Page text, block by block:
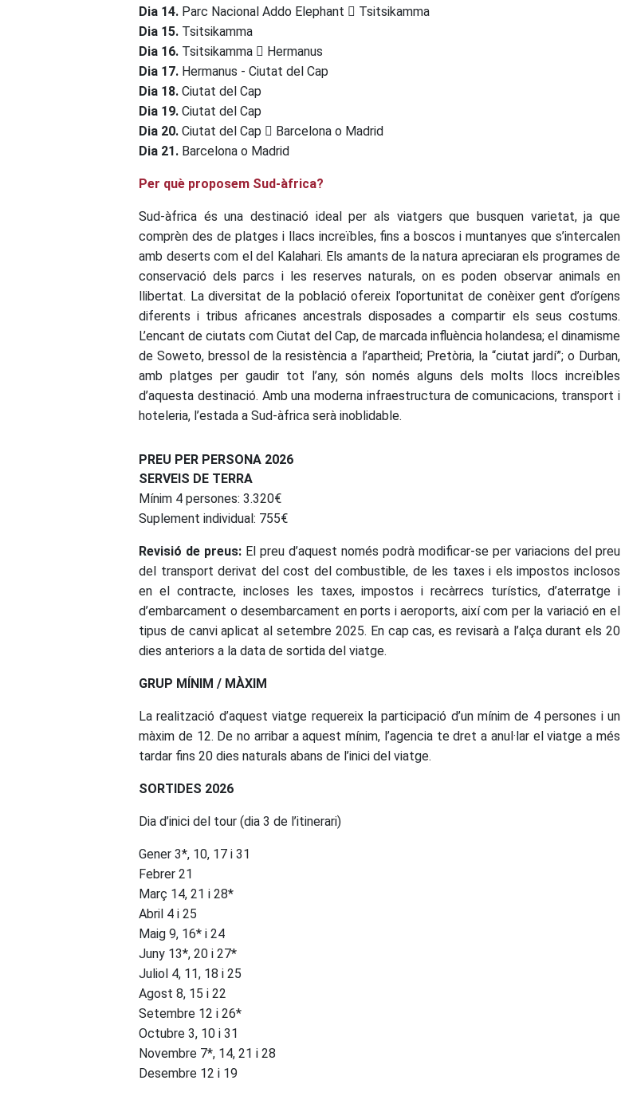
Dia 14. Parc Nacional Addo Elephant
Tsitsikamma
Dia 15. Tsitsikamma
Dia 16. Tsitsikamma
Hermanus
Dia 17. Hermanus - Ciutat del Cap
Dia 18. Ciutat del Cap
Dia 19. Ciutat del Cap
Dia 20. Ciutat del Cap
Barcelona o Madrid
Dia 21. Barcelona o Madrid
Per què proposem Sud-àfrica?
Sud-àfrica és una destinació ideal per als viatgers que busquen varietat, ja que
comprèn des de platges i llacs increïbles, fins a boscos i muntanyes que s’intercalen
amb deserts com el del Kalahari. Els amants de la natura apreciaran els programes de
conservació dels parcs i les reserves naturals, on es poden observar animals en
llibertat. La diversitat de la població ofereix l’oportunitat de conèixer gent d’orígens
diferents i tribus africanes ancestrals disposades a compartir els seus costums.
L’encant de ciutats com Ciutat del Cap, de marcada influència holandesa; el dinamisme
de Soweto, bressol de la resistència a l’apartheid; Pretòria, la “ciutat jardí”; o Durban,
amb platges per gaudir tot l’any, són només alguns dels molts llocs increïbles
d’aquesta destinació. Amb una moderna infraestructura de comunicacions, transport i
hoteleria, l’estada a Sud-àfrica serà inoblidable.
PREU PER PERSONA 2026
SERVEIS DE TERRA
Mínim 4 persones: 3.320€
Suplement individual: 755€
Revisió de preus: El preu d’aquest només podrà modificar-se per variacions del preu
del transport derivat del cost del combustible, de les taxes i els impostos inclosos
en el contracte, incloses les taxes, impostos i recàrrecs turístics, d’aterratge i
d’embarcament o desembarcament en ports i aeroports, així com per la variació en el
tipus de canvi aplicat al setembre 2025. En cap cas, es revisarà a l’alça durant els 20
dies anteriors a la data de sortida del viatge.
GRUP MÍNIM / MÀXIM
La realització d’aquest viatge requereix la participació d’un mínim de 4 persones i un
màxim de 12. De no arribar a aquest mínim, l’agencia te dret a anul·lar el viatge a més
tardar fins 20 dies naturals abans de l’inici del viatge.
SORTIDES 2026
Dia d’inici del tour (dia 3 de l’itinerari)
Gener 3*, 10, 17 i 31
Febrer 21
Març 14, 21 i 28*
Abril 4 i 25
Maig 9, 16* i 24
Juny 13*, 20 i 27*
Juliol 4, 11, 18 i 25
Agost 8, 15 i 22
Setembre 12 i 26*
Octubre 3, 10 i 31
Novembre 7*, 14, 21 i 28
Desembre 12 i 19